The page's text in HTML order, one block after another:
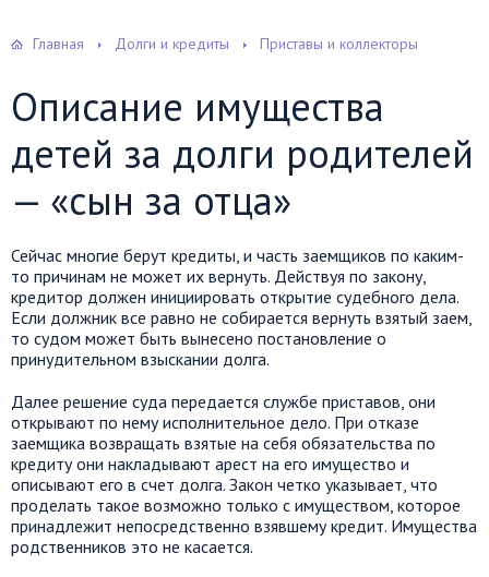
Главная Долги и кредиты Приставы и коллекторы
Описание имущества
детей за долги родителей
— «сын за отца»
Сейчас многие берут кредиты, и часть заемщиков по каким-
то причинам не может их вернуть. Действуя по закону,
кредитор должен инициировать открытие судебного дела.
Если должник все равно не собирается вернуть взятый заем,
то судом может быть вынесено постановление о
принудительном взыскании долга.
Далее решение суда передается службе приставов, они
открывают по нему исполнительное дело. При отказе
заемщика возвращать взятые на себя обязательства по
кредиту они накладывают арест на его имущество и
описывают его в счет долга. Закон четко указывает, что
проделать такое возможно только с имуществом, которое
принадлежит непосредственно взявшему кредит. Имущества
родственников это не касается.